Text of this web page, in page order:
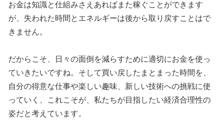
お金は知識と仕組みさえあればまた稼ぐことができます
が、失われた時間とエネルギーは後から取り戻すことはで
きません。
だからこそ、日々の面倒を減らすために適切にお金を使っ
ていきたいですね。そして買い戻したまとまった時間を、
自分の得意な仕事や楽しい趣味、新しい技術への挑戦に使
っていく、これこそが、私たちが目指したい経済合理性の
姿だと考えています。